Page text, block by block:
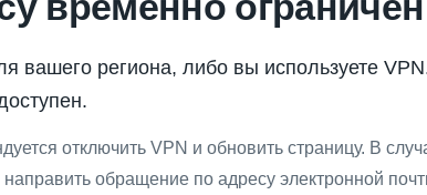
вашего региона, либо вы используете
отключить VPN и обновить страницу. В
обращение по адресу электронной